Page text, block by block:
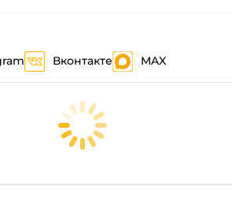
Вконтакте MAX